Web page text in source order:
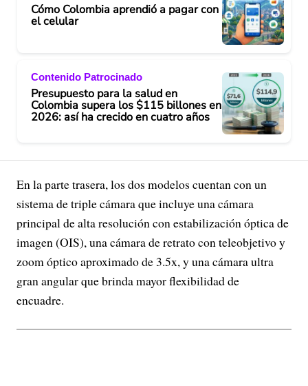
Cómo Colombia aprendió a pagar con
el celular
Contenido Patrocinado
Presupuesto para la salud en
Colombia supera los $115 billones en
2026: así ha crecido en cuatro años
En la parte trasera, los dos modelos cuentan con un
sistema de triple cámara que incluye una cámara
principal de alta resolución con estabilización óptica de
imagen (OIS), una cámara de retrato con teleobjetivo y
zoom óptico aproximado de 3.5x, y una cámara ultra
gran angular que brinda mayor flexibilidad de
encuadre.